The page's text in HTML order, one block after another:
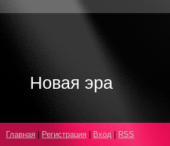
Новая эра
Главная Регистрация Вход RSS